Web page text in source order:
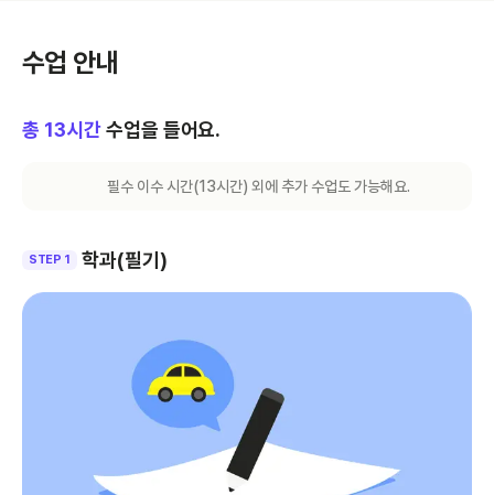
수업 안내
총 13시간 수업을 들어요.
필수 이수 시간(13시간) 외에 추가 수업도 가능해요.
STEP 1 학과(필기)